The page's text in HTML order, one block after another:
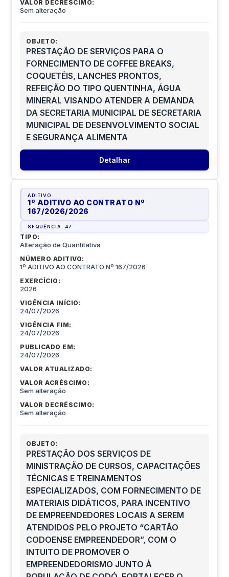
VALOR DECRÉSCIMO:
Sem alteração
OBJETO:
PRESTAÇÃO DE SERVIÇOS PARA O
FORNECIMENTO DE COFFEE BREAKS,
COQUETÉIS, LANCHES PRONTOS,
REFEIÇÃO DO TIPO QUENTINHA, ÁGUA
MINERAL VISANDO ATENDER A DEMANDA
DA SECRETARIA MUNICIPAL DE SECRETARIA
MUNICIPAL DE DESENVOLVIMENTO SOCIAL
E SEGURANÇA ALIMENTA
Detalhar
ADITIVO
1º ADITIVO AO CONTRATO Nº
167/2026/2026
SEQUÊNCIA:47
TIPO:
Alteração de Quantitativa
NÚMERO ADITIVO:
1º ADITIVO AO CONTRATO Nº 167/2026
EXERCÍCIO:
2026
VIGÊNCIA INÍCIO:
24/07/2026
VIGÊNCIA FIM:
24/07/2026
PUBLICADO EM:
24/07/2026
VALOR ATUALIZADO:
VALOR ACRÉSCIMO:
Sem alteração
VALOR DECRÉSCIMO:
Sem alteração
OBJETO:
PRESTAÇÃO DOS SERVIÇOS DE
MINISTRAÇÃO DE CURSOS, CAPACITAÇÕES
TÉCNICAS E TREINAMENTOS
ESPECIALIZADOS, COM FORNECIMENTO DE
MATERIAIS DIDÁTICOS, PARA INCENTIVO
DE EMPREENDEDORES LOCAIS A SEREM
ATENDIDOS PELO PROJETO “CARTÃO
CODOENSE EMPREENDEDOR”, COM O
INTUITO DE PROMOVER O
EMPREENDEDORISMO JUNTO À